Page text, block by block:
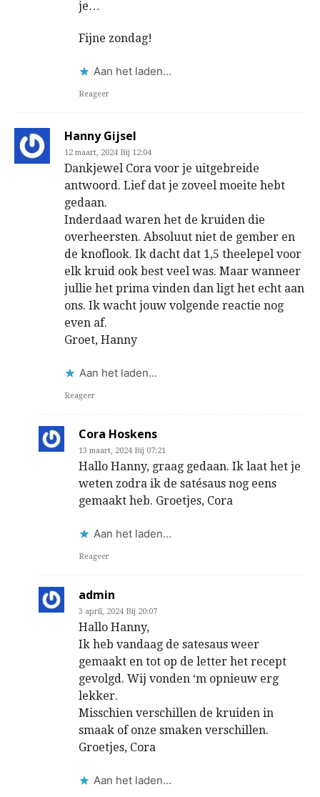
je…
Fijne zondag!
Aan het laden...
Reageer
Hanny Gijsel
12 maart, 2024 Bij 12:04
Dankjewel Cora voor je uitgebreide
antwoord. Lief dat je zoveel moeite hebt
gedaan.
Inderdaad waren het de kruiden die
overheersten. Absoluut niet de gember en
de knoflook. Ik dacht dat 1,5 theelepel voor
elk kruid ook best veel was. Maar wanneer
jullie het prima vinden dan ligt het echt aan
ons. Ik wacht jouw volgende reactie nog
even af.
Groet, Hanny
Aan het laden...
Reageer
Cora Hoskens
13 maart, 2024 Bij 07:21
Hallo Hanny, graag gedaan. Ik laat het je
weten zodra ik de satésaus nog eens
gemaakt heb. Groetjes, Cora
Aan het laden...
Reageer
admin
3 april, 2024 Bij 20:07
Hallo Hanny,
Ik heb vandaag de satesaus weer
gemaakt en tot op de letter het recept
gevolgd. Wij vonden ‘m opnieuw erg
lekker.
Misschien verschillen de kruiden in
smaak of onze smaken verschillen.
Groetjes, Cora
Aan het laden...